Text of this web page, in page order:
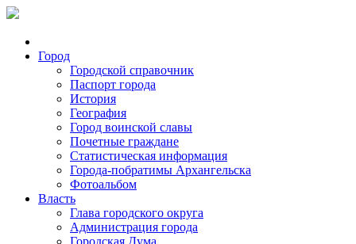
Город
Городской справочник
Паспорт города
История
География
Город воинской славы
Почетные граждане
Статистическая информация
Города-побратимы Архангельска
Фотоальбом
Власть
Глава городского округа
Администрация города
Городская Дума